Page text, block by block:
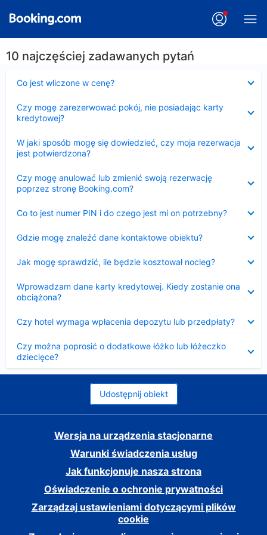
10 najczęściej zadawanych pytań
Co jest wliczone w cenę?
Czy mogę zarezerwować pokój, nie posiadając karty
kredytowej?
W jaki sposób mogę się dowiedzieć, czy moja rezerwacja
jest potwierdzona?
Czy mogę anulować lub zmienić swoją rezerwację
poprzez stronę Booking.com?
Co to jest numer PIN i do czego jest mi on potrzebny?
Gdzie mogę znaleźć dane kontaktowe obiektu?
Jak mogę sprawdzić, ile będzie kosztował nocleg?
Wprowadzam dane karty kredytowej. Kiedy zostanie ona
obciążona?
Czy hotel wymaga wpłacenia depozytu lub przedpłaty?
Czy można poprosić o dodatkowe łóżko lub łóżeczko
dziecięce?
Udostępnij obiekt
Wersja na urządzenia stacjonarne
Warunki świadczenia usług
Jak funkcjonuje nasza strona
Oświadczenie o ochronie prywatności
Zarządzaj ustawieniami dotyczącymi plików
cookie